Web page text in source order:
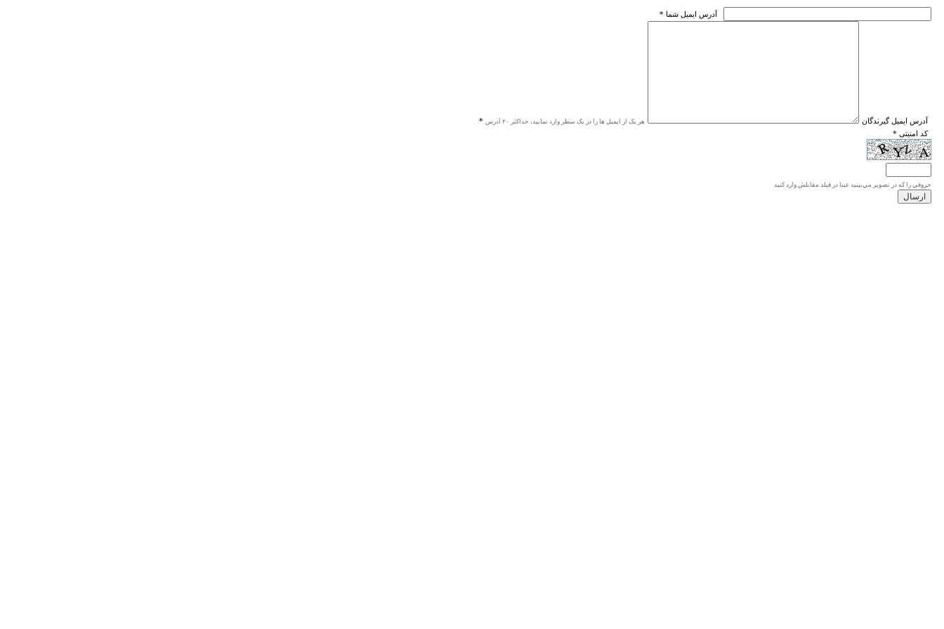
* آدرس ايميل شما
* آدرس ايميل گيرندگان هر یک از ایمیل ها را در یک سطر وارد نمایید، حداکثر ۲۰ آدرس
* کد امنیتی
حروفي را كه در تصوير مي‌بينيد عينا در فيلد مقابلش وارد كنيد